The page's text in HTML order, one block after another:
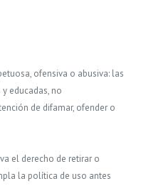
ofensiva o abusiva: las
educadas, no
de difamar, ofender o
el derecho de retirar o
la política de uso antes